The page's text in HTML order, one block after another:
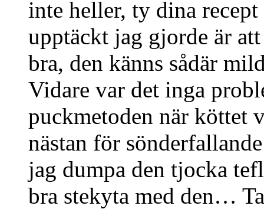
inte heller, ty dina
upptäckt jag gjorde är
bra, den känns sådär
Vidare var det inga
puckmetoden när köttet
nästan för
jag dumpa den tjocka
bra stekyta med den…